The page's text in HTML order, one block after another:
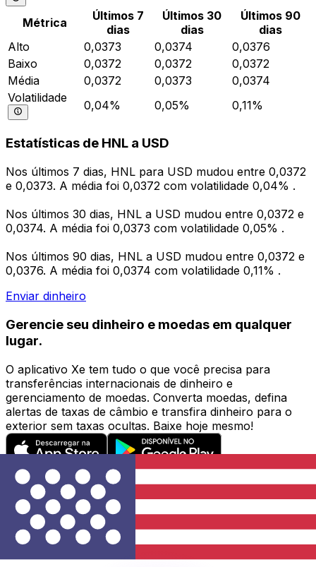
Métrica
Últimos 7
dias
Últimos 30
dias
Últimos 90
dias
Alto
0,0373 0,0374
0,0376
Baixo
0,0372 0,0372
0,0372
Média
0,0372 0,0373
0,0374
Volatilidade
0,04% 0,05% 0,11%
Estatísticas de HNL a USD
Nos últimos 7 dias, HNL para USD mudou entre 0,0372
e 0,0373. A média foi 0,0372 com volatilidade 0,04% .
Nos últimos 30 dias, HNL a USD mudou entre 0,0372 e
0,0374. A média foi 0,0373 com volatilidade 0,05% .
Nos últimos 90 dias, HNL a USD mudou entre 0,0372 e
0,0376. A média foi 0,0374 com volatilidade 0,11% .
Enviar dinheiro
Gerencie seu dinheiro e moedas em qualquer
lugar.
O aplicativo Xe tem tudo o que você precisa para
transferências internacionais de dinheiro e
gerenciamento de moedas. Converta moedas, defina
alertas de taxas de câmbio e transfira dinheiro para o
exterior sem taxas ocultas. Baixe hoje mesmo!